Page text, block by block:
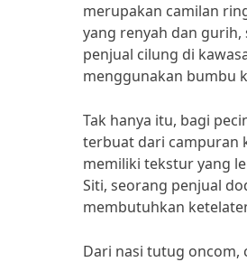
merupakan camilan
yang renyah dan
penjual cilung di
menggunakan bumbu
Tak hanya itu, bagi
terbuat dari campuran
memiliki tekstur yang
Siti, seorang penjual
membutuhkan
Dari nasi tutug oncom,